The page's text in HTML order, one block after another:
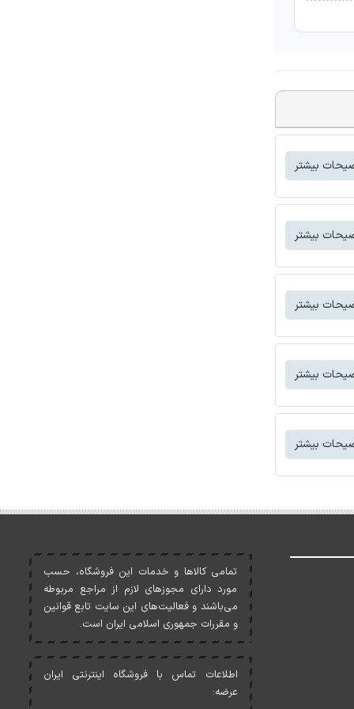
بیشتر
بیشتر
بیشتر
بیشتر
بیشتر
تمامی کالاها و خدمات اين فروشگاه، حسب
مورد دارای مجوزهای لازم از مراجع مربوطه
می‌باشند و فعاليت‌های اين سايت تابع قوانين
و مقررات جمهوری اسلامی ايران است.
اطلاعات تماس با فروشگاه اینترنتی ایران
عرضه: